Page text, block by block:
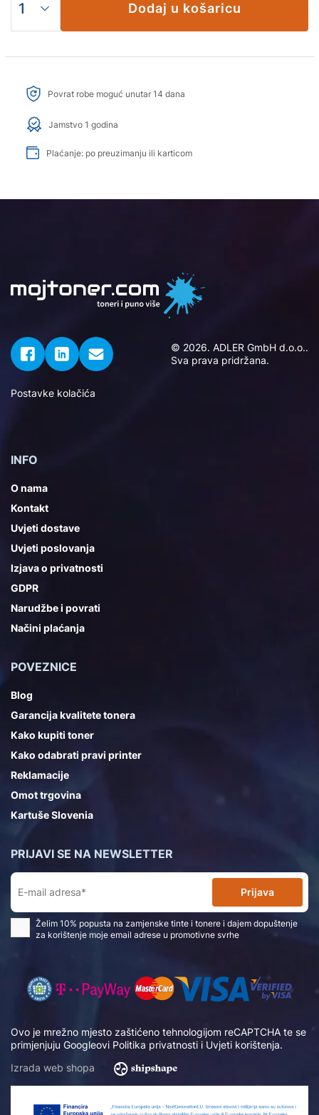
Dodaj u košaricu
Povrat robe moguć unutar 14 dana
Jamstvo 1 godina
Plaćanje: po preuzimanju ili karticom
© 2026. ADLER GmbH d.o.o..
Sva prava pridržana.
Postavke kolačića
INFO
O nama
Kontakt
Uvjeti dostave
Uvjeti poslovanja
Izjava o privatnosti
GDPR
Narudžbe i povrati
Načini plaćanja
POVEZNICE
Blog
Garancija kvalitete tonera
Kako kupiti toner
Kako odabrati pravi printer
Reklamacije
Omot trgovina
Kartuše Slovenia
Ovo je mrežno mjesto zaštićeno tehnologijom reCAPTCHA te se
primjenjuju Googleovi Politika privatnosti i Uvjeti korištenja.
Izrada web shopa
PRIJAVI SE NA NEWSLETTER
Prijava
Želim 10% popusta na zamjenske tinte i tonere i dajem dopuštenje
za korištenje moje email adrese u promotivne svrhe